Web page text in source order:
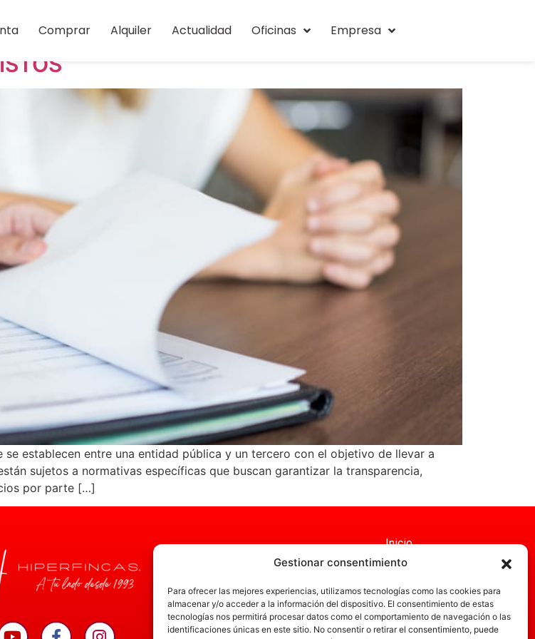
Gestionar consentimiento
Para ofrecer las mejores experiencias, utilizamos tecnologías como las cookies para
almacenar y/o acceder a la información del dispositivo. El consentimiento de estas
tecnologías nos permitirá procesar datos como el comportamiento de navegación o las
identificaciones únicas en este sitio. No consentir o retirar el consentimiento, puede
Comprar Alquiler Actualidad Oficinas Empresa
establecen entre una entidad pública y un tercero con el objetivo de llevar a
sujetos a normativas específicas que buscan garantizar la transparencia,
por parte […]
Inicio
Servicios
Administración
Actualidad
Obra nueva